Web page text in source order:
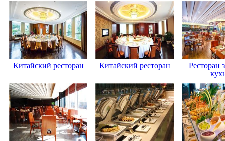
Китайский ресторан Китайский ресторан
Ресторан